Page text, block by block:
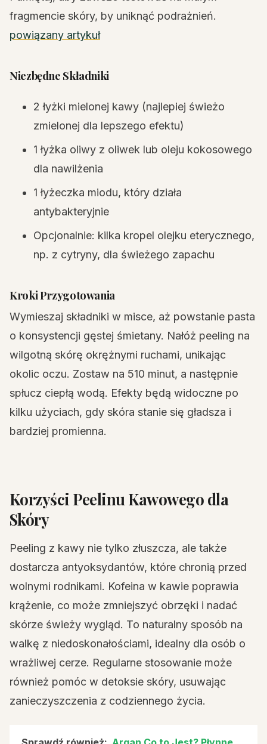
fragmencie skóry, by uniknąć podrażnień.
powiązany artykuł
Niezbędne Składniki
2 łyżki mielonej kawy (najlepiej świeżo
zmielonej dla lepszego efektu)
1 łyżka oliwy z oliwek lub oleju kokosowego
dla nawilżenia
1 łyżeczka miodu, który działa
antybakteryjnie
Opcjonalnie: kilka kropel olejku eterycznego,
np. z cytryny, dla świeżego zapachu
Kroki Przygotowania
Wymieszaj składniki w misce, aż powstanie pasta
o konsystencji gęstej śmietany. Nałóż peeling na
wilgotną skórę okrężnymi ruchami, unikając
okolic oczu. Zostaw na 510 minut, a następnie
spłucz ciepłą wodą. Efekty będą widoczne po
kilku użyciach, gdy skóra stanie się gładsza i
bardziej promienna.
Korzyści Peelinu Kawowego dla
Skóry
Peeling z kawy nie tylko złuszcza, ale także
dostarcza antyoksydantów, które chronią przed
wolnymi rodnikami. Kofeina w kawie poprawia
krążenie, co może zmniejszyć obrzęki i nadać
skórze świeży wygląd. To naturalny sposób na
walkę z niedoskonałościami, idealny dla osób o
wrażliwej cerze. Regularne stosowanie może
również pomóc w detoksie skóry, usuwając
zanieczyszczenia z codziennego życia.